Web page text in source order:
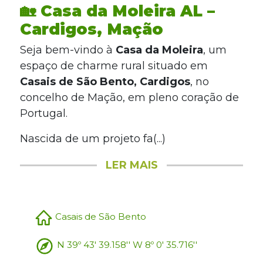
🏡 Casa da Moleira AL –
Cardigos, Mação
Seja bem-vindo à Casa da Moleira, um
espaço de charme rural situado em
Casais de São Bento, Cardigos, no
concelho de Mação, em pleno coração de
Portugal.
Nascida de um projeto fa(...)
LER MAIS
Casais de São Bento
N 39º 43' 39.158'' W 8º 0' 35.716''